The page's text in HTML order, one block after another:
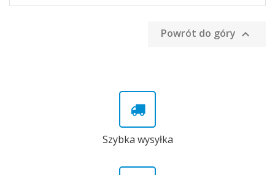
Powrót do góry 
Szybka wysyłka